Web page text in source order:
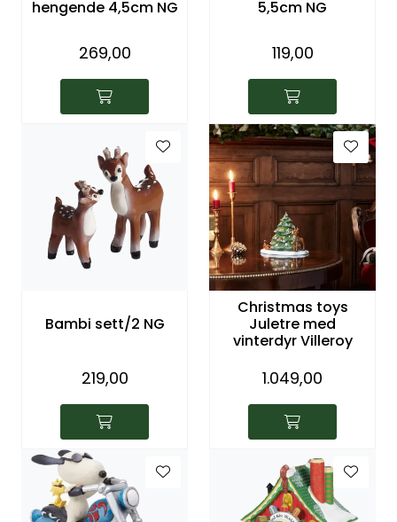
hengende 4,5cm NG
269,00
5,5cm NG
119,00
Bambi sett/2 NG
219,00
Christmas toys
Juletre med
vinterdyr Villeroy
1.049,00